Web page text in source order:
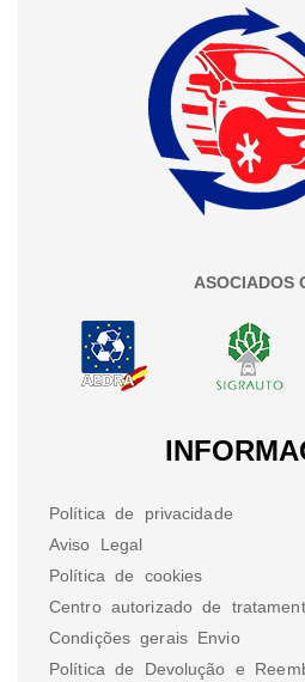
ASOCIADOS
Política de privacidade
Aviso Legal
Política de cookies
Centro autorizado de
Condições gerais Envio
Política de Devolução e